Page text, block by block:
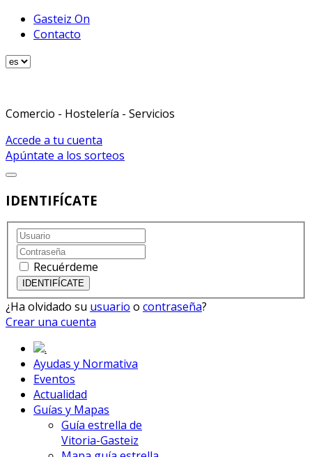
Gasteiz On
Contacto
Comercio - Hostelería - Servicios
Accede a tu cuenta
Apúntate a los sorteos
IDENTIFÍCATE
Recuérdeme
¿Ha olvidado su usuario o contraseña?
Crear una cuenta
.
Ayudas y Normativa
Eventos
Actualidad
Guías y Mapas
Guía estrella de
Vitoria-Gasteiz